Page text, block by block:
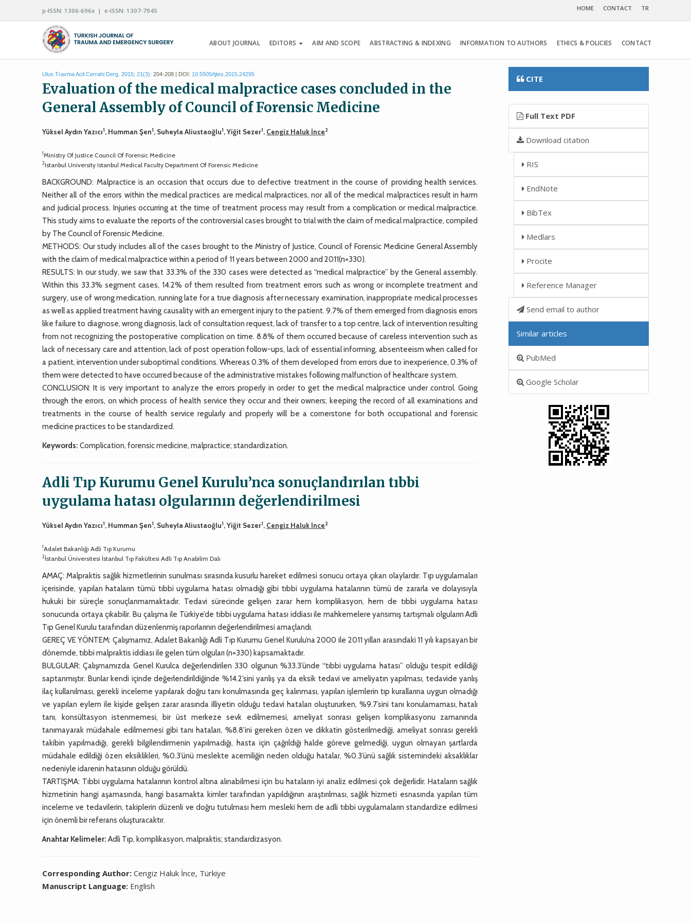
p-ISSN: 1306-696x | e-ISSN: 1307-7945 HOME CONTACT TR
ABOUT JOURNAL EDITORS AIM AND SCOPE ABSTRACTING & INDEXING INFORMATION TO AUTHORS ETHICS & POLICIES CONTACT
Ulus Travma Acil Cerrahi Derg. 2015; 21(3): 204-208 | DOI: 10.5505/tjtes.2015.24295
Evaluation of the medical malpractice cases concluded in the
General Assembly of Council of Forensic Medicine
Yüksel Aydın Yazıcı1, Humman Şen1, Suheyla Aliustaoğlu1, Yiğit Sezer1, Cengiz Haluk İnce2
1Ministry Of Justice Council Of Forensic Medicine
2Istanbul University Istanbul Medical Faculty Department Of Forensic Medicine
BACKGROUND: Malpractice is an occasion that occurs due to defective treatment in the course of providing health services.
Neither all of the errors within the medical practices are medical malpractices, nor all of the medical malpractices result in harm
and judicial process. Injuries occurring at the time of treatment process may result from a complication or medical malpractice.
This study aims to evaluate the reports of the controversial cases brought to trial with the claim of medical malpractice, compiled
by The Council of Forensic Medicine.
METHODS: Our study includes all of the cases brought to the Ministry of Justice, Council of Forensic Medicine General Assembly
with the claim of medical malpractice within a period of 11 years between 2000 and 2011(n=330).
RESULTS: In our study, we saw that 33.3% of the 330 cases were detected as “medical malpractice” by the General assembly.
Within this 33.3% segment cases, 14.2% of them resulted from treatment errors such as wrong or incomplete treatment and
surgery, use of wrong medication, running late for a true diagnosis after necessary examination, inappropriate medical processes
as well as applied treatment having causality with an emergent injury to the patient. 9.7% of them emerged from diagnosis errors
like failure to diagnose, wrong diagnosis, lack of consultation request, lack of transfer to a top centre, lack of intervention resulting
from not recognizing the postoperative complication on time. 8.8% of them occurred because of careless intervention such as
lack of necessary care and attention, lack of post operation follow-ups, lack of essential informing, absenteeism when called for
a patient, intervention under suboptimal conditions. Whereas 0.3% of them developed from errors due to inexperience, 0.3% of
them were detected to have occurred because of the administrative mistakes following malfunction of healthcare system.
CONCLUSION: It is very important to analyze the errors properly in order to get the medical malpractice under control. Going
through the errors, on which process of health service they occur and their owners; keeping the record of all examinations and
treatments in the course of health service regularly and properly will be a cornerstone for both occupational and forensic
medicine practices to be standardized.
Keywords: Complication, forensic medicine, malpractice; standardization.
Adli Tıp Kurumu Genel Kurulu’nca sonuçlandırılan tıbbi
uygulama hatası olgularının değerlendirilmesi
Yüksel Aydın Yazıcı1, Humman Şen1, Suheyla Aliustaoğlu1, Yiğit Sezer1, Cengiz Haluk İnce2
1Adalet Bakanlığı Adli Tıp Kurumu
2İstanbul Üniversitesi İstanbul Tıp Fakültesi Adli Tıp Anabilim Dalı
AMAÇ: Malpraktis sağlık hizmetlerinin sunulması sırasında kusurlu hareket edilmesi sonucu ortaya çıkan olaylardır. Tıp uygulamaları
içerisinde, yapılan hataların tümü tıbbi uygulama hatası olmadığı gibi tıbbi uygulama hatalarının tümü de zararla ve dolayısıyla
hukuki bir süreçle sonuçlanmamaktadır. Tedavi sürecinde gelişen zarar hem komplikasyon, hem de tıbbi uygulama hatası
sonucunda ortaya çıkabilir. Bu çalışma ile Türkiye’de tıbbi uygulama hatası iddiası ile mahkemelere yansımış tartışmalı olguların Adli
Tıp Genel Kurulu tarafından düzenlenmiş raporlarının değerlendirilmesi amaçlandı.
GEREÇ VE YÖNTEM: Çalışmamız, Adalet Bakanlığı Adli Tıp Kurumu Genel Kurulu’na 2000 ile 2011 yılları arasındaki 11 yılı kapsayan bir
dönemde, tıbbi malpraktis iddiası ile gelen tüm olguları (n=330) kapsamaktadır.
BULGULAR: Çalışmamızda Genel Kurulca değerlendirilen 330 olgunun %33.3’ünde “tıbbi uygulama hatası” olduğu tespit edildiği
saptanmıştır. Bunlar kendi içinde değerlendirildiğinde %14.2’sini yanlış ya da eksik tedavi ve ameliyatın yapılması, tedavide yanlış
ilaç kullanılması, gerekli inceleme yapılarak doğru tanı konulmasında geç kalınması, yapılan işlemlerin tıp kurallarına uygun olmadığı
ve yapılan eylem ile kişide gelişen zarar arasında illiyetin olduğu tedavi hataları oluştururken, %9.7’sini tanı konulamaması, hatalı
tanı, konsültasyon istenmemesi, bir üst merkeze sevk edilmemesi, ameliyat sonrası gelişen komplikasyonu zamanında
tanımayarak müdahale edilmemesi gibi tanı hataları, %8.8’ini gereken özen ve dikkatin gösterilmediği, ameliyat sonrası gerekli
takibin yapılmadığı, gerekli bilgilendirmenin yapılmadığı, hasta için çağrıldığı halde göreve gelmediği, uygun olmayan şartlarda
müdahale edildiği özen eksiklikleri, %0.3’ünü meslekte acemiliğin neden olduğu hatalar, %0.3’ünü sağlık sistemindeki aksaklıklar
nedeniyle idarenin hatasının olduğu görüldü.
TARTIŞMA: Tıbbi uygulama hatalarının kontrol altına alınabilmesi için bu hataların iyi analiz edilmesi çok değerlidir. Hataların sağlık
hizmetinin hangi aşamasında, hangi basamakta kimler tarafından yapıldığının araştırılması, sağlık hizmeti esnasında yapılan tüm
inceleme ve tedavilerin, takiplerin düzenli ve doğru tutulması hem mesleki hem de adli tıbbi uygulamaların standardize edilmesi
için önemli bir referans oluşturacaktır.
Anahtar Kelimeler: Adli Tıp, komplikasyon, malpraktis; standardizasyon.
Corresponding Author:Cengiz Haluk İnce, Türkiye
Manuscript Language: English
CITE
Full Text PDF
Download citation
RIS
EndNote
BibTex
Medlars
Procite
Reference Manager
Send email to author
Similar articles
PubMed
Google Scholar